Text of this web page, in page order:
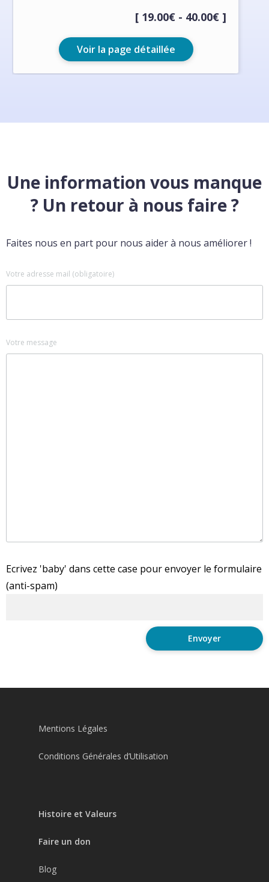
[ 19.00€ - 40.00€ ]
Voir la page détaillée
Une information vous manque
? Un retour à nous faire ?
Faites nous en part pour nous aider à nous améliorer !
Votre adresse mail (obligatoire)
Votre message
Ecrivez 'baby' dans cette case pour envoyer le formulaire
(anti-spam)
Mentions Légales
Conditions Générales d’Utilisation
Histoire et Valeurs
Faire un don
Blog